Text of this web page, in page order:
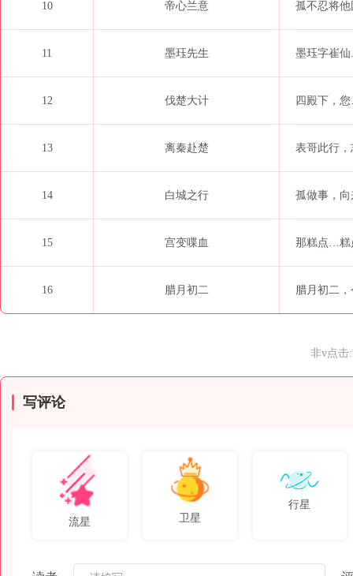
10 帝心兰意 孤不忍将
11 墨珏先生 墨珏字崔仙
12 伐楚大计 四殿下，
13 离秦赴楚 表哥此行
14 白城之行 孤做事，
15 宫变喋血 那糕点…
16 腊月初二 腊月初二
非v点击
写评论
流星 卫星
行星